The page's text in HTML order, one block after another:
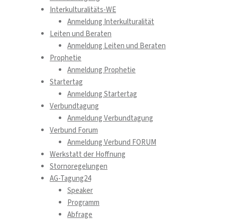
Interkulturalitäts-WE
Anmeldung Interkulturalität
Leiten und Beraten
Anmeldung Leiten und Beraten
Prophetie
Anmeldung Prophetie
Startertag
Anmeldung Startertag
Verbundtagung
Anmeldung Verbundtagung
Verbund Forum
Anmeldung Verbund FORUM
Werkstatt der Hoffnung
Stornoregelungen
AG-Tagung24
Speaker
Programm
Abfrage